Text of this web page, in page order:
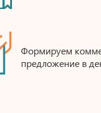
Формируем
предложение в